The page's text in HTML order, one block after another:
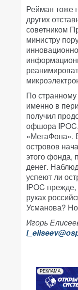
Рейман тоже
других
советником
министру
По странному
именно в
получил
офшора
«МегаФона».
островов
этого фонда,
денег.
успеют ли
IPOC прежде,
руках
Усманова?
Игорь
РЕКЛАМА